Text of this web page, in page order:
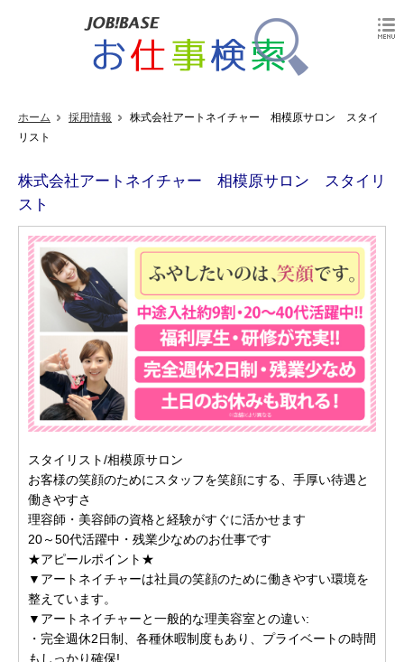
ホーム 採用情報
株式会社アートネイチャー 相模原サロン スタイ
リスト
株式会社アートネイチャー 相模原サロン スタイリ
スト
スタイリスト/相模原サロン
お客様の笑顔のためにスタッフを笑顔にする、手厚い待遇と
働きやすさ
理容師・美容師の資格と経験がすぐに活かせます
20～50代活躍中・残業少なめのお仕事です
★アピールポイント★
▼アートネイチャーは社員の笑顔のために働きやすい環境を
整えています。
▼アートネイチャーと一般的な理美容室との違い:
・完全週休2日制、各種休暇制度もあり、プライベートの時間
もしっかり確保!